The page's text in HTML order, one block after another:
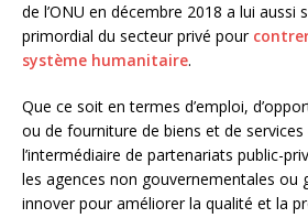
de l’ONU en décembre 2018 a lui aussi
primordial du secteur privé pour
système humanitaire.
Que ce soit en termes d’emploi,
ou de fourniture de biens et de
l’intermédiaire de partenariats public-
les agences non gouvernementales ou
innover pour améliorer la qualité et la